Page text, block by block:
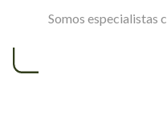
Somos especialistas